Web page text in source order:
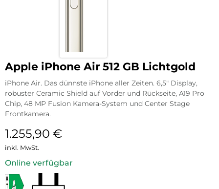
Apple iPhone Air 512 GB Lichtgold
iPhone Air. Das dünnste iPhone aller Zeiten. 6,5″ Display,
robuster Ceramic Shield auf Vorder und Rückseite, A19 Pro
Chip, 48 MP Fusion Kamera-System und Center Stage
Frontkamera.
1.255,90 €
inkl. MwSt.
Online verfügbar